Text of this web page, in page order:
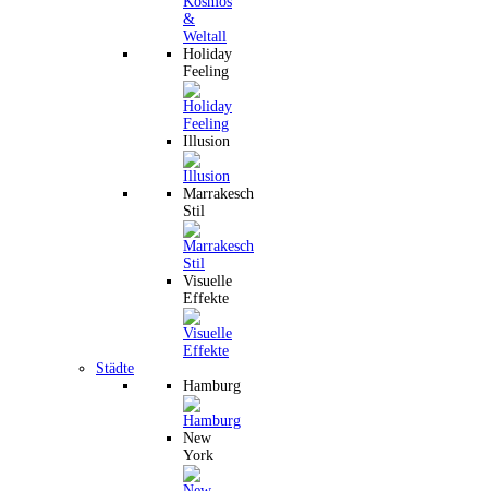
Holiday
Feeling
Illusion
Marrakesch
Stil
Visuelle
Effekte
Städte
Hamburg
New
York